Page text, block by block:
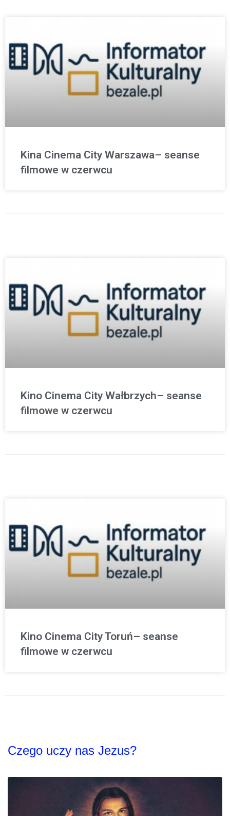
Kina Cinema City Warszawa– seanse
filmowe w czerwcu
Kino Cinema City Wałbrzych– seanse
filmowe w czerwcu
Kino Cinema City Toruń– seanse
filmowe w czerwcu
Czego uczy nas Jezus?